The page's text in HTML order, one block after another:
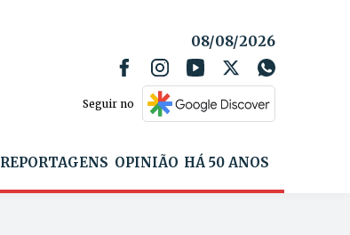
08/08/2026
Seguir no
REPORTAGENS OPINIÃO HÁ 50 ANOS